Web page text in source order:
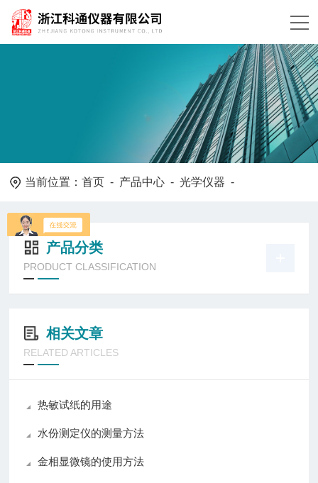
当前位置：首页 - 产品中心 -光学仪器 -
产品分类
PRODUCT CLASSIFICATION
相关文章
RELATED ARTICLES
热敏试纸的用途
水份测定仪的测量方法
金相显微镜的使用方法